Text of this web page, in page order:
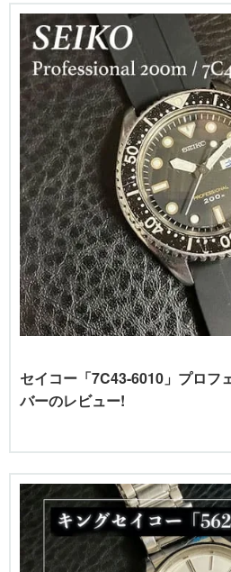
セイコー「7C43-6010」プロフ
バーのレビュー!